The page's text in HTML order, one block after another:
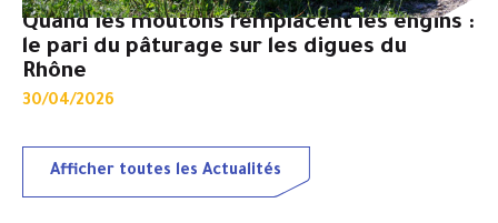
Quand les moutons remplacent les engins :
le pari du pâturage sur les digues du
Rhône
30/04/2026
Afficher toutes les Actualités